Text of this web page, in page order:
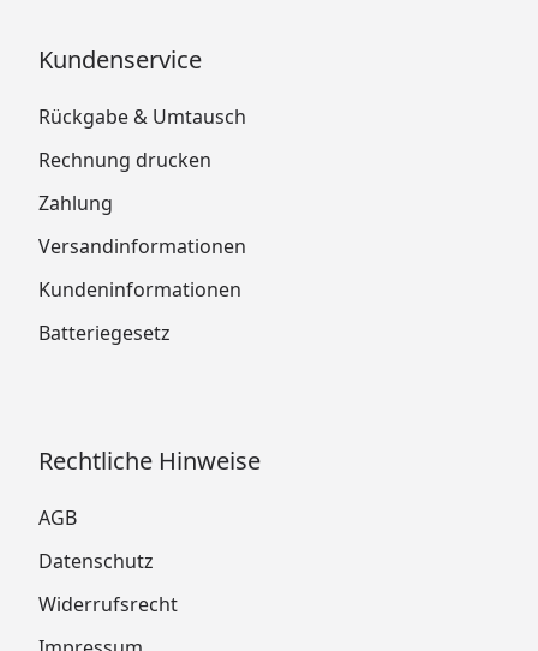
Kundenservice
Rückgabe & Umtausch
Rechnung drucken
Zahlung
Versandinformationen
Kundeninformationen
Batteriegesetz
Rechtliche Hinweise
AGB
Datenschutz
Widerrufsrecht